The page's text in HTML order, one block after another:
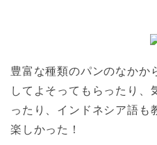
豊富な種類のパンのなかか
してよそってもらったり、
ったり、インドネシア語も
楽しかった！